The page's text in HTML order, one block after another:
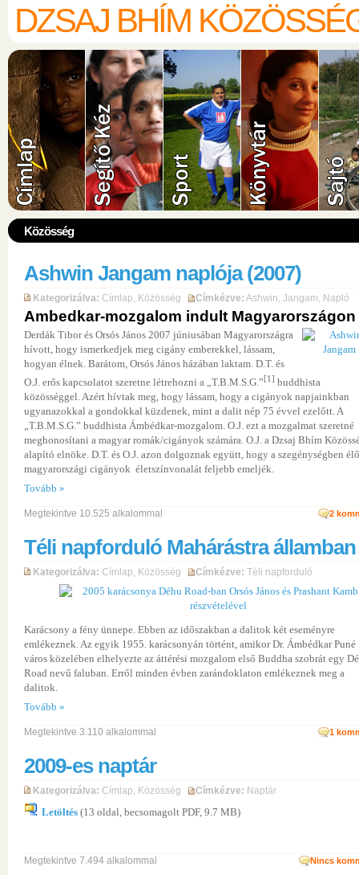
DZSAJ BHÍM
Közösség
Ashwin Jangam naplója (2007)
Kategorizálva: Címlap, Közösség Címkézve: Ashwin, Jangam, Napló
Ambedkar-mozgalom indult Magyarországon
Derdák Tibor és Orsós János 2007 júniusában Magyarországra
hívott, hogy ismerkedjek meg cigány emberekkel, lássam,
hogyan élnek. Barátom, Orsós János házában laktam. D.T. és
O.J. erős kapcsolatot szeretne létrehozni a „T.B.M.S.G.”[1] buddhista
közösséggel. Azért hívtak meg, hogy lássam, hogy a cigányok napjainkban
ugyanazokkal a gondokkal küzdenek, mint a dalit nép 75 évvel ezelőtt. A
„T.B.M.S.G.” buddhista Ámbédkar-mozgalom. O.J. ezt a mozgalmat szeretné
meghonosítani a magyar romák/cigányok számára. O.J. a Dzsaj Bhím
alapító elnöke. D.T. és O.J. azon dolgoznak együtt, hogy a szegénységben élő
magyarországi cigányok életszínvonalát feljebb emeljék.
Tovább »
2
Megtekintve 10.525 alkalommal
Téli napforduló Mahárástra államban
Kategorizálva: Címlap, Közösség Címkézve: Téli napforduló
Karácsony a fény ünnepe. Ebben az időszakban a dalitok két eseményre
emlékeznek. Az egyik 1955. karácsonyán történt, amikor Dr. Ámbédkar Puné
város közelében elhelyezte az áttérési mozgalom első Buddha szobrát egy
Road nevű faluban. Erről minden évben zarándoklaton emlékeznek meg a
dalitok.
Tovább »
1
Megtekintve 3.110 alkalommal
2009-es naptár
Kategorizálva: Címlap, Közösség Címkézve: Naptár
Letöltés (13 oldal, becsomagolt PDF, 9.7 MB)
Nincs
Megtekintve 7.494 alkalommal